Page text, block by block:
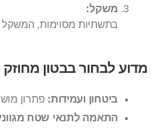
משקל:
בתשתיות מסוימות, המשקל
מדוע לבחור בבטון
ביטחון ועמידות: פתרון
התאמה לתנאי שטח